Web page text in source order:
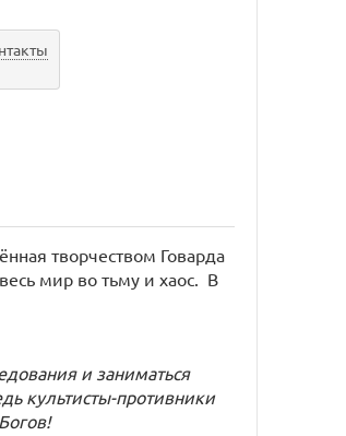
творчеством Говарда
мир во тьму и хаос. В
и заниматься
культисты-противники